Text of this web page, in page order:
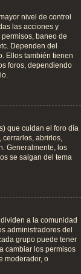
nivel de control
las acciones y
baneo de
Dependen del
Ellos también tienen
foros, dependiendo
que cuidan el foro día
cerrarlos, abrirlos,
Generalmente, los
se salgan del tema
a la comunidad
administradores del
grupo puede tener
cambiar los permisos
moderador, o